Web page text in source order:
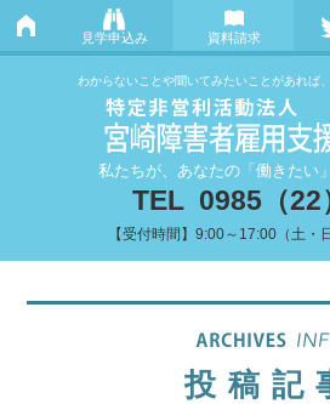
わからないことや聞いてみたいことがあれば
私たちが、あなたの「働きたい
TEL 0985（22
【受付時間】9:00～17:00（土・
見学申込み 資料請求
投稿記